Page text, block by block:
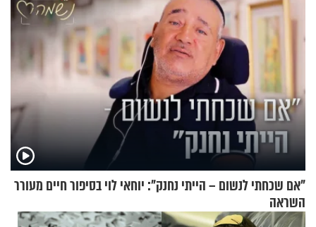
"אם שכחתי לנשום – הייתי נחנק": יוחאי לוי בסיפור חיים מעורר
השראה